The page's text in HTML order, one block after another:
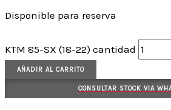
Disponible para reserva
KTM 85-SX (18-22) cantidad
AÑADIR AL CARRITO
CONSULTAR STOCK VIA